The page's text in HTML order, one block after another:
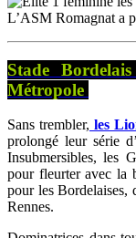
L’ASM Romagnat a
Stade
Métropole
Sans trembler, les
prolongé leur série
Insubmersibles, les
pour fleurter avec la
pour les Bordelaises,
Rennes.